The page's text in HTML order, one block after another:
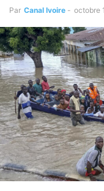
Par Canal Ivoire - octobre